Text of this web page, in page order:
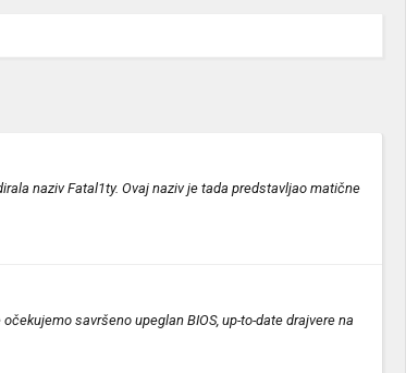
naziv Fatal1ty. Ovaj naziv je tada predstavljao matične
savršeno upeglan BIOS, up-to-date drajvere na